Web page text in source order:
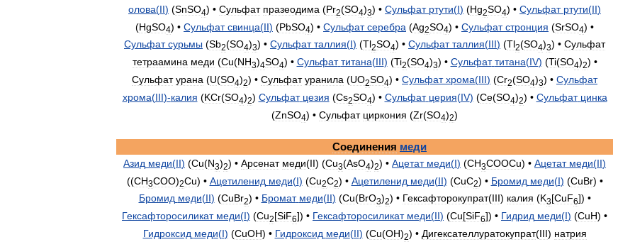
олова(II) (SnSO4) • Сульфат празеодима (Pr2(SO4)3) • Сульфат ртути(I) (Hg2SO4) • Сульфат ртути(II)
(HgSO4) • Сульфат свинца(II) (PbSO4) • Сульфат серебра (Ag2SO4) • Сульфат стронция (SrSO4) •
Сульфат сурьмы (Sb2(SO4)3) • Сульфат таллия(I) (Tl2SO4) • Сульфат таллия(III) (Tl2(SO4)3) • Сульфат
тетраамина меди (Cu(NH3)4SO4) • Сульфат титана(III) (Ti2(SO4)3) • Сульфат титана(IV) (Ti(SO4)2) •
Сульфат урана (U(SO4)2) • Сульфат уранила (UO2SO4) • Сульфат хрома(III) (Cr2(SO4)3) • Сульфат
хрома(III)-калия (KCr(SO4)2) Сульфат цезия (Cs2SO4) • Сульфат церия(IV) (Ce(SO4)2) • Сульфат цинка
(ZnSO4) • Сульфат циркония (Zr(SO4)2)
Соединения меди
Азид меди(II) (Cu(N3)2) • Арсенат меди(II) (Cu3(AsO4)2) • Ацетат меди(I) (СН3СООCu) • Ацетат меди(II)
((СН3СОО)2Cu) • Ацетиленид меди(I) (Cu2C2) • Ацетиленид меди(II) (CuC2) • Бромид меди(I) (CuBr) •
Бромид меди(II) (CuBr2) • Бромат меди(II) (Cu(BrO3)2) • Гексафторокупрат(III) калия (K3[CuF6]) •
Гексафторосиликат меди(I) (Cu2[SiF6]) • Гексафторосиликат меди(II) (Cu[SiF6]) • Гидрид меди(I) (CuH) •
Гидроксид меди(I) (CuOH) • Гидроксид меди(II) (Cu(OH)2) • Дигексателлуратокупрат(III) натрия